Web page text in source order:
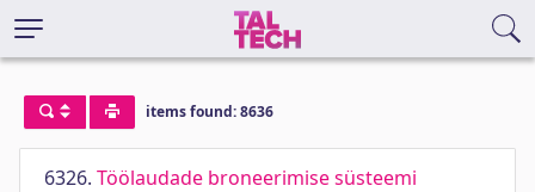
items found: 8636
6326. Töölaudade broneerimise süsteemi